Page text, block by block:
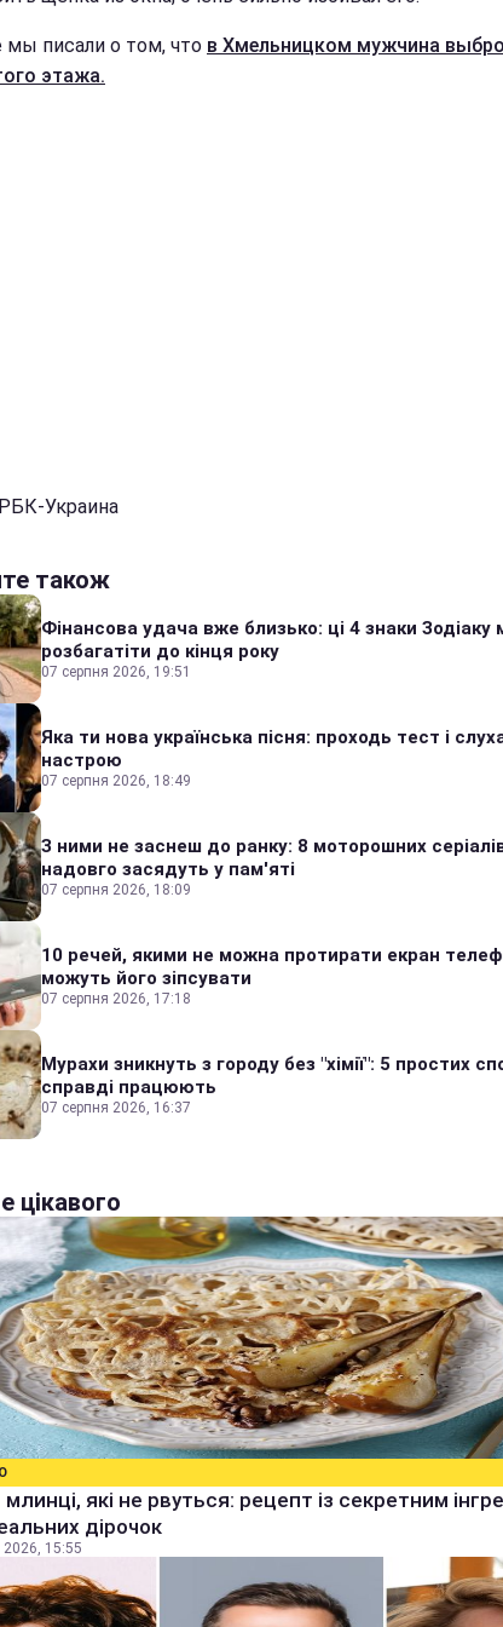
мы писали о том, что в Хмельницком мужчина
этажа.
Украина
також
Фінансова удача вже близько: ці 4 знаки Зодіаку
розбагатіти до кінця року
07 серпня 2026, 19:51
Яка ти нова українська пісня: проходь тест і
настрою
07 серпня 2026, 18:49
З ними не заснеш до ранку: 8 моторошних
надовго засядуть у пам'яті
07 серпня 2026, 18:09
10 речей, якими не можна протирати екран
можуть його зіпсувати
07 серпня 2026, 17:18
Мурахи зникнуть з городу без "хімії": 5 простих
справді працюють
07 серпня 2026, 16:37
цікавого
млинці, які не рвуться: рецепт із секретним
дірочок
2026, 15:55